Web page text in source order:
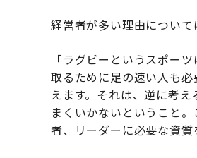
経営者が多い理由について
「ラグビーというスポー
取るために足の速い人も
えます。それは、逆に考
まくいかないということ
者、リーダーに必要な資質